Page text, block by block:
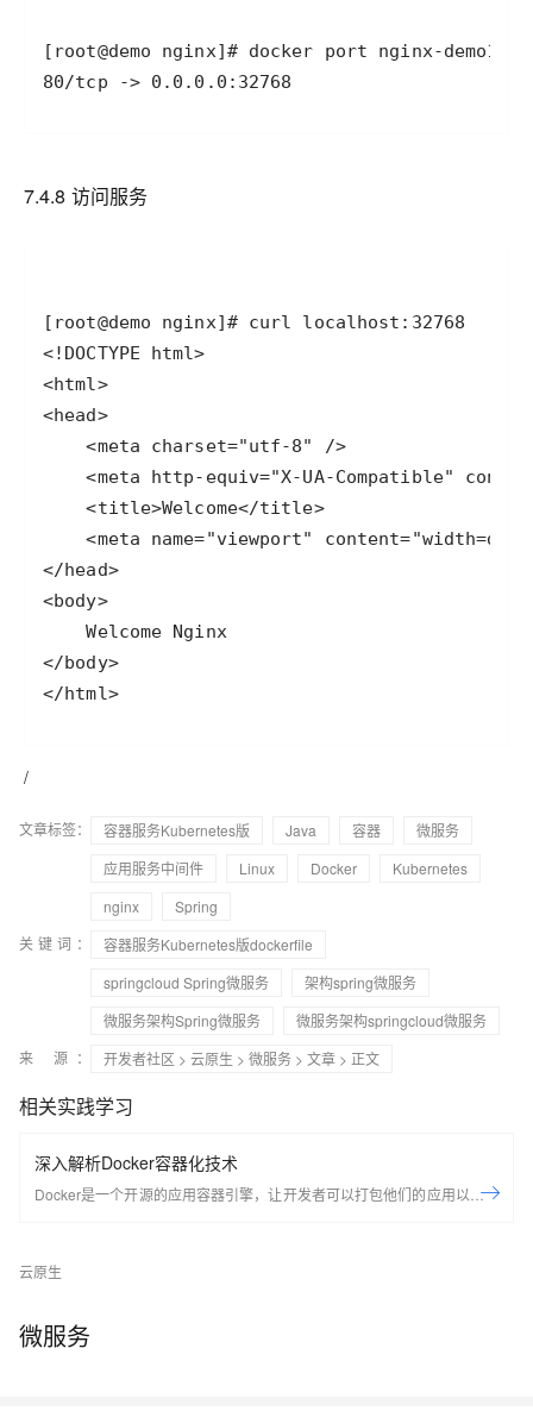
80/tcp -> 0.0.0.0:32768
7.4.8 访问服务
</body>
</html>
/
文章标签： 容器服务Kubernetes版 Java 容器
微服务
应用服务中间件
Linux Docker
Kubernetes
nginx
Spring
关键词：
容器服务Kubernetes版dockerfile
springcloud Spring微服务
架构spring微服务
微服务架构Spring微服务
微服务架构springcloud微服务
来 源：
开发者社区 > 云原生 > 微服务 > 文章 > 正文
相关实践学习
深入解析Docker容器化技术
Docker是一个开源的应用容器引擎，让开发者可以打包他们的应用以及依
Docker是世界领先的软件容器平台。开发人员利用Docker可以消除协作编
容器中并行运行和管理应用，获得更好的计算密度。企业利用Docker可以
构建敏捷的软件交付管道，以更快的速度、更高的安全性和可靠的信誉为
云原生
微服务